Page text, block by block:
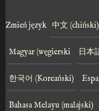
Zmień język 中文 (chiński)
Magyar (węgierski 日本
한국어 (Koreański)
Bahasa Melayu (malajski)